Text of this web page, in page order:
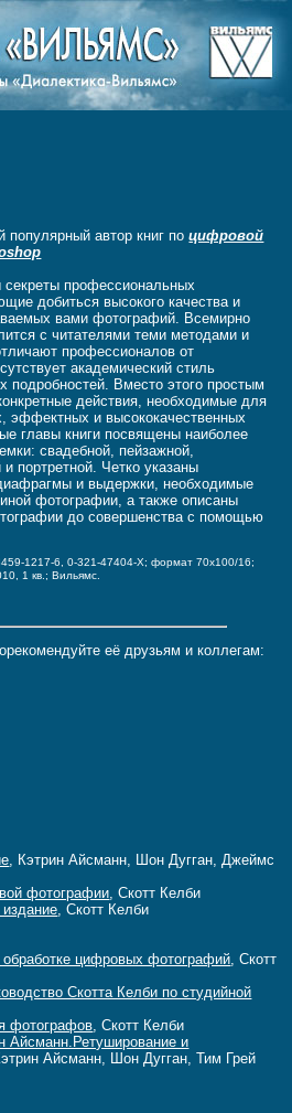
популярный автор книг поцифровой
секреты профессиональных
добиться высокого качества и
вами фотографий. Всемирно
с читателями теми методами и
профессионалов от
академический стиль
подробностей. Вместо этого простым
действия, необходимые для
эффектных и высококачественных
главы книги посвящены наиболее
свадебной, пейзажной,
и портретной. Четко указаны
и выдержки, необходимые
фотографии, а также описаны
до совершенства с помощью
1217-6, 0-321-47404-X;формат 70x100/16;
1 кв.; Вильямс.
её друзьям и коллегам:
, Кэтрин Айсманн, Шон Дугган, Джеймс
фотографии, Скотт Келби
, Скотт Келби
цифровых фотографий, Скотт
Скотта Келби по студийной
фотографов, Скотт Келби
Айсманн.Ретуширование и
Айсманн, Шон Дугган, Тим Грей